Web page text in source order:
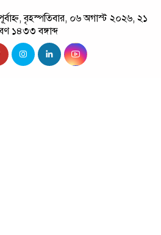
বৃহস্পতিবার, ০৬ অগাস্ট ২০২৬, ২১
১৪৩৩ বঙ্গাব্দ